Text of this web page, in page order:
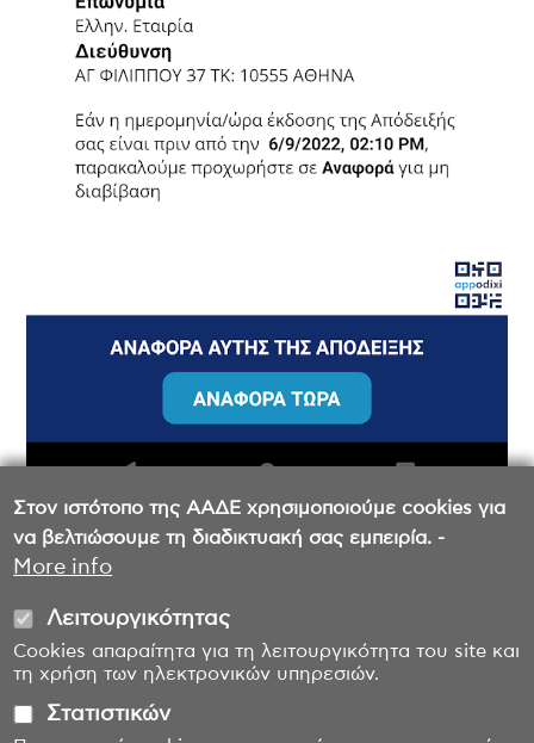
Στον ιστότοπο της ΑΑΔΕ χρησιμοποιούμε cookies για
να βελτιώσουμε τη διαδικτυακή σας εμπειρία. -
More info
Λειτουργικότητας
Cookies απαραίτητα για τη λειτουργικότητα του site και
τη χρήση των ηλεκτρονικών υπηρεσιών.
Στατιστικών